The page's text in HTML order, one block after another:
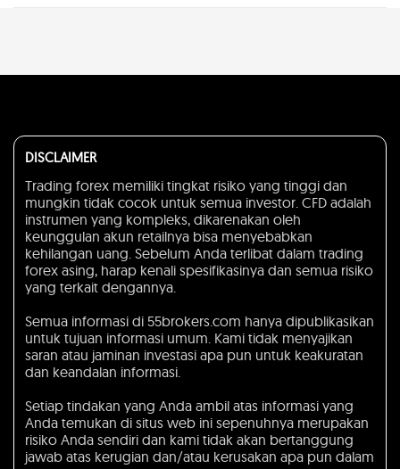
DISCLAIMER
Trading forex memiliki tingkat risiko yang tinggi dan
mungkin tidak cocok untuk semua investor. CFD adalah
instrumen yang kompleks, dikarenakan oleh
keunggulan akun retailnya bisa menyebabkan
kehilangan uang. Sebelum Anda terlibat dalam trading
forex asing, harap kenali spesifikasinya dan semua risiko
yang terkait dengannya.
Semua informasi di 55brokers.com hanya dipublikasikan
untuk tujuan informasi umum. Kami tidak menyajikan
saran atau jaminan investasi apa pun untuk keakuratan
dan keandalan informasi.
Setiap tindakan yang Anda ambil atas informasi yang
Anda temukan di situs web ini sepenuhnya merupakan
risiko Anda sendiri dan kami tidak akan bertanggung
jawab atas kerugian dan/atau kerusakan apa pun dalam